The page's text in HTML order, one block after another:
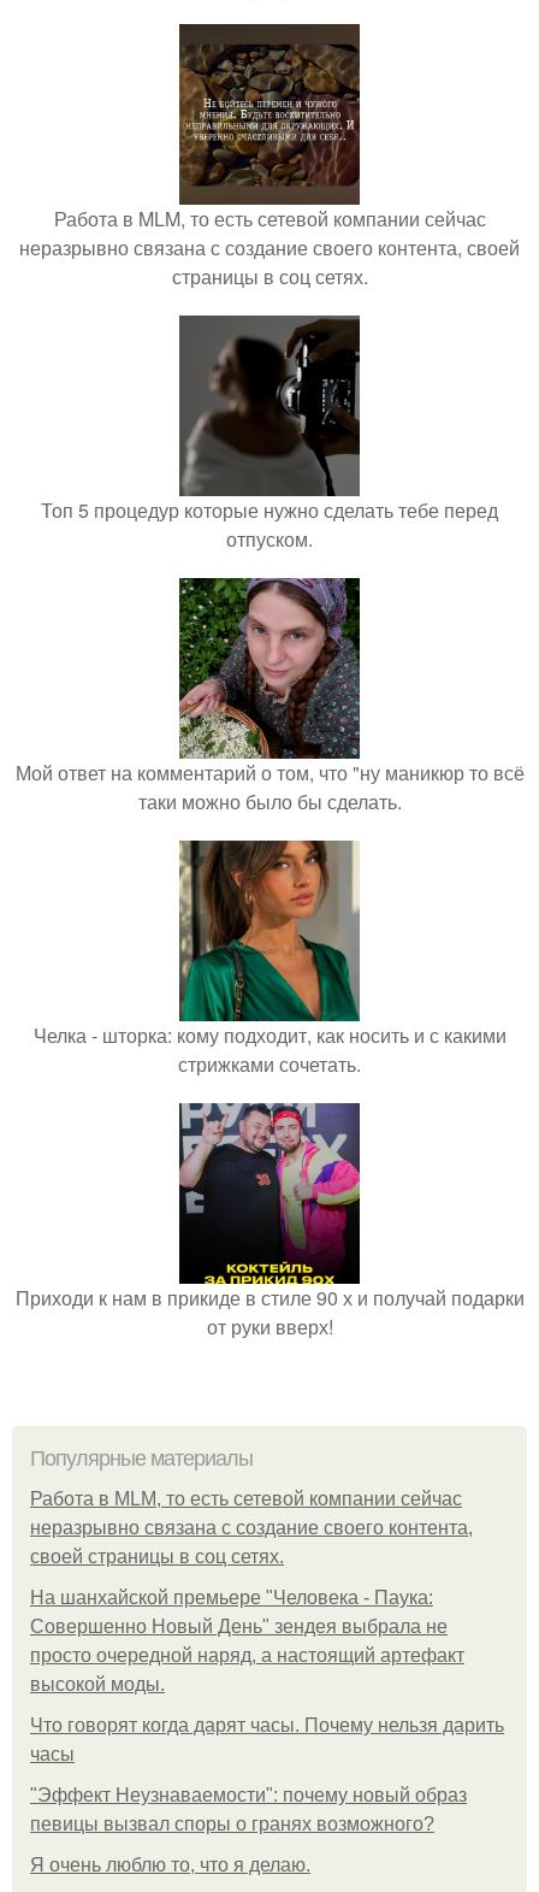
Работа в MLM, то есть сетевой компании сейчас
неразрывно связана с создание своего контента, своей
страницы в соц сетях.
Топ 5 процедур которые нужно сделать тебе перед
отпуском.
Мой ответ на комментарий о том, что "ну маникюр то всё
таки можно было бы сделать.
Челка - шторка: кому подходит, как носить и с какими
стрижками сочетать.
Приходи к нам в прикиде в стиле 90 х и получай подарки
от руки вверх!
Популярные материалы
Работа в MLM, то есть сетевой компании сейчас
неразрывно связана с создание своего контента,
своей страницы в соц сетях.
На шанхайской премьере "Человека - Паука:
Совершенно Новый День" зендея выбрала не
просто очередной наряд, а настоящий артефакт
высокой моды.
Что говорят когда дарят часы. Почему нельзя дарить
часы
"Эффект Неузнаваемости": почему новый образ
певицы вызвал споры о гранях возможного?
Я очень люблю то, что я делаю.